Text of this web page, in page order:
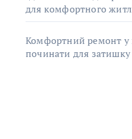
для комфортного
Комфортний ремонт у
починати для